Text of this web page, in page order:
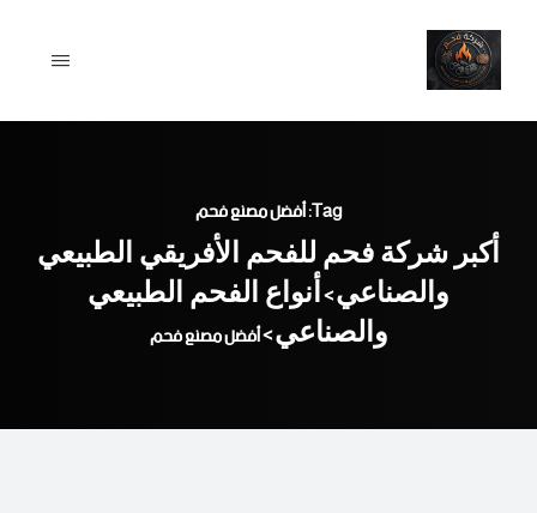
content
Tag: أفضل مصنع فحم
أكبر شركة فحم للفحم الأفريقي الطبيعي
والصناعي>أنواع الفحم الطبيعي
والصناعي>أفضل مصنع فحم